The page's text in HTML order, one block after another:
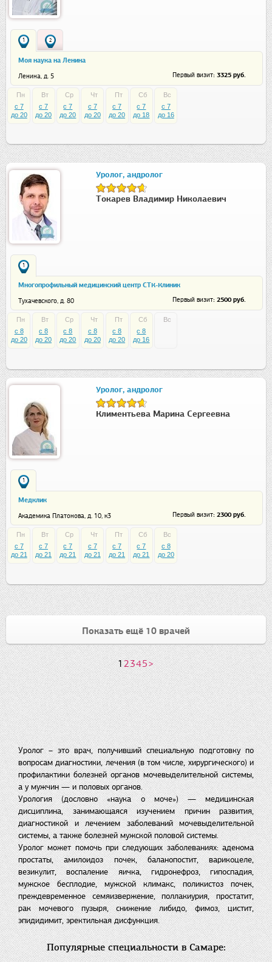
1 2
Моя наука на Ленина
Ленина, д. 5 Первый визит: 3325 руб.
Пн
c 7
до 20
Вт
c 7
до 20
Ср
c 7
до 20
Чт
c 7
до 20
Пт
c 7
до 20
Сб
c 7
до 18
Вс
c 7
до 16
Уролог, андролог
Токарев Владимир Николаевич
1
Многопрофильный медицинский центр СТК-Клиник
Тухачевского, д. 80 Первый визит: 2500 руб.
Пн
c 8
до 20
Вт
c 8
до 20
Ср
c 8
до 20
Чт
c 8
до 20
Пт
c 8
до 20
Сб
c 8
до 16
Вс
Уролог, андролог
Климентьева Марина Сергеевна
1
Медклик
Академика Платонова, д. 10, к3 Первый визит: 2300 руб.
Пн
c 7
до 21
Вт
c 7
до 21
Ср
c 7
до 21
Чт
c 7
до 21
Пт
c 7
до 21
Сб
c 7
до 21
Вс
c 8
до 20
Показать ещё 10 врачей
12345>
Уролог – это врач, получивший специальную подготовку по
вопросам диагностики, лечения (в том числе, хирургического) и
профилактики болезней органов мочевыделительной системы,
а у мужчин — и половых органов.
Урология (дословно «наука о моче») — медицинская
дисциплина, занимающаяся изучением причин развития,
диагностикой и лечением заболеваний мочевыделительной
системы, а также болезней мужской половой системы.
Уролог может помочь при следующих заболеваниях: аденома
простаты, амилоидоз почек, баланопостит, варикоцеле,
везикулит, воспаление яичка, гидронефроз, гипоспадия,
мужское бесплодие, мужской климакс, поликистоз почек,
преждевременное семяизвержение, поллакиурия, простатит,
рак мочевого пузыря, снижение либидо, фимоз, цистит,
эпидидимит, эректильная дисфункция.
Популярные специальности в Самаре: